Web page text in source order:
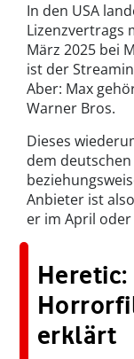
In den USA
Lizenzvertrags
März 2025 bei
ist der
Aber: Max
Warner Bros.
Dieses
dem
Anbieter ist
er im April oder
Heretic:
erklärt